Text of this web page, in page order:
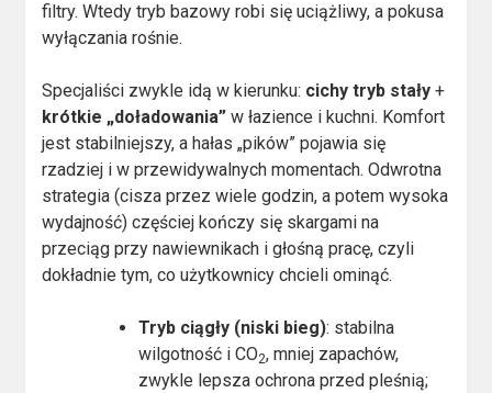
filtry. Wtedy tryb bazowy robi się uciążliwy, a pokusa
wyłączania rośnie.
Specjaliści zwykle idą w kierunku: cichy tryb stały +
krótkie „doładowania” w łazience i kuchni. Komfort
jest stabilniejszy, a hałas „pików” pojawia się
rzadziej i w przewidywalnych momentach. Odwrotna
strategia (cisza przez wiele godzin, a potem wysoka
wydajność) częściej kończy się skargami na
przeciąg przy nawiewnikach i głośną pracę, czyli
dokładnie tym, co użytkownicy chcieli ominąć.
Tryb ciągły (niski bieg): stabilna
wilgotność i CO2, mniej zapachów,
zwykle lepsza ochrona przed pleśnią;